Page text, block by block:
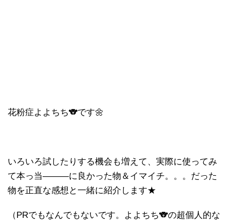
花粉症よよちち🐨です🌼
いろいろ試したりする機会も増えて、実際に使ってみ
て本っ当―――に良かった物＆イマイチ。。。だった
物を正直な感想と一緒に紹介します★
（PRでもなんでもないです。よよちち🐨の超個人的な